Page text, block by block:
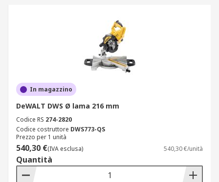
In magazzino
DeWALT DWS Ø lama 216 mm
Codice RS 274-2820
Codice costruttore DWS773-QS
Prezzo per 1 unità
540,30 €(IVA esclusa) 540,30 €/unità
Quantità